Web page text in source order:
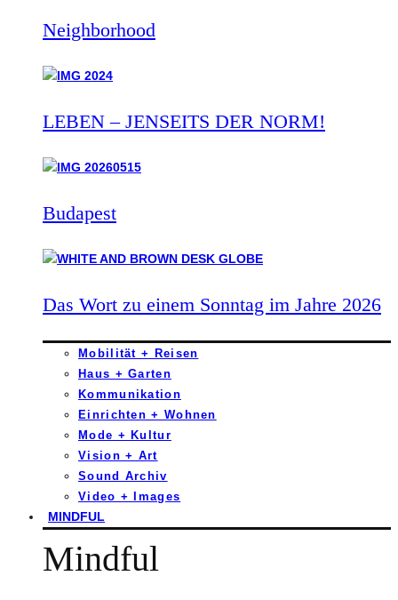
Neighborhood
LEBEN – JENSEITS DER NORM!
Budapest
Das Wort zu einem Sonntag im Jahre 2026
Mobilität + Reisen
Haus + Garten
Kommunikation
Einrichten + Wohnen
Mode + Kultur
Vision + Art
Sound Archiv
Video + Images
MINDFUL
Mindful